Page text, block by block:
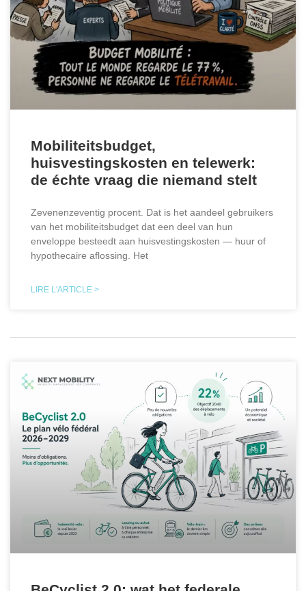
Mobiliteitsbudget,
huisvestingskosten en telewerk:
de échte vraag die niemand stelt
Zevenenzeventig procent. Dat is het aandeel gebruikers
van het mobiliteitsbudget dat een deel van hun
enveloppe besteedt aan huisvestingskosten — huur of
hypothecaire aflossing. Het
LIRE L'ARTICLE >